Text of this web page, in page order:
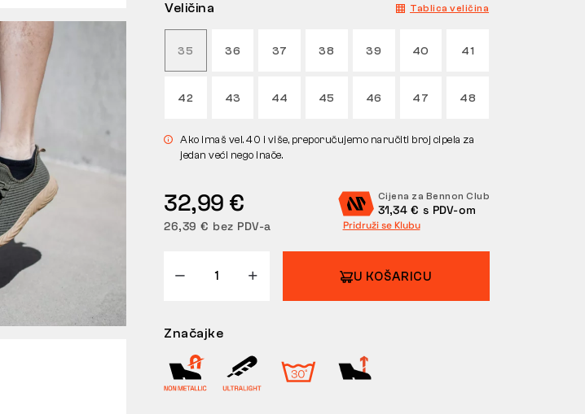
Veličina Tablica veličina
35 36 37 38 39 40 41
42 43 44 45 46 47 48
Ako imaš vel. 40 i više, preporučujemo naručiti broj cipela za
jedan veći nego inače.
32,99 €
26,39 € bez PDV-a
Cijena za Bennon Club
31,34 € s PDV-om
Pridruži se Klubu
U KOŠARICU
Značajke